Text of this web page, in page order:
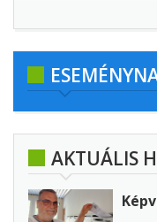
AKTUÁLIS